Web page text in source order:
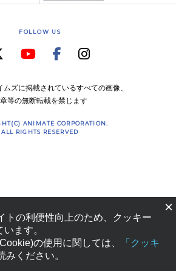
FOLLOW US
ムズに掲載されているすべての画像、
等の無断転載を禁じます
ANIMATE CORPORATION.
ALL RIGHTS RESERVED
×
トの利便性向上のため、クッキー
ます。
の使用に関しては、
「クッキ
みください。